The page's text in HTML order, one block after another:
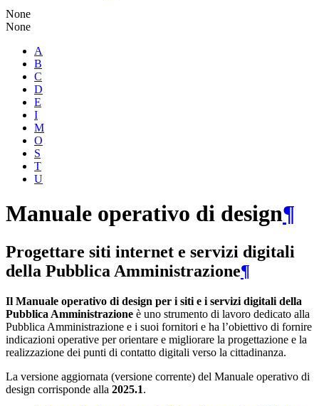
None
None
A
B
C
D
E
I
M
O
S
T
U
Manuale operativo di design¶
Progettare siti internet e servizi digitali
della Pubblica Amministrazione¶
Il Manuale operativo di design per i siti e i servizi digitali della
Pubblica Amministrazione è uno strumento di lavoro dedicato alla
Pubblica Amministrazione e i suoi fornitori e ha l’obiettivo di fornire
indicazioni operative per orientare e migliorare la progettazione e la
realizzazione dei punti di contatto digitali verso la cittadinanza.
La versione aggiornata (versione corrente) del Manuale operativo di
design corrisponde alla 2025.1.